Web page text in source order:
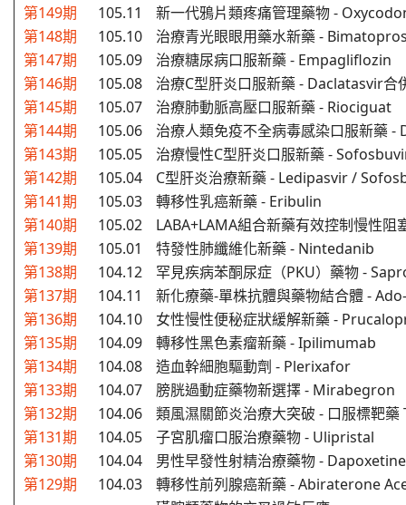
第149期
105.11
新一代鴉片類疼痛管理藥物 -
第148期
105.10
治療青光眼眼用藥水新藥 -
第147期
105.09
治療糖尿病口服新藥 - Empagliflozin
第146期
105.08
治療C型肝炎口服新藥 - Daclatasvir
第145期
105.07
治療肺動脈高壓口服新藥 - Riociguat
第144期
105.06 治療人類免疫不全病毒感染口服新藥-
第143期
105.05 治療慢性C型肝炎口服新藥-
第142期
105.04
C型肝炎治療新藥 - Ledipasvir /
第141期
105.03
轉移性乳癌新藥 - Eribulin
第140期
105.02
LABA+LAMA組合新藥有效控制慢性阻
第139期
105.01 特發性肺纖維化新藥- Nintedanib
第138期
104.12
罕見疾病苯酮尿症（PKU）藥物 -
第137期
104.11
新化療藥-單株抗體與藥物結合體 -
第136期
104.10
女性慢性便秘症狀緩解新藥 -
第135期
104.09
轉移性黑色素瘤新藥 - Ipilimumab
第134期
104.08
造血幹細胞驅動劑 - Plerixafor
第133期
104.07
膀胱過動症藥物新選擇 - Mirabegron
第132期
104.06
類風濕關節炎治療大突破 - 口服標靶
第131期
104.05
子宮肌瘤口服治療藥物 - Ulipristal
第130期
104.04
男性早發性射精治療藥物 - Dapoxetine
第129期
104.03 轉移性前列腺癌新藥 - Abiraterone